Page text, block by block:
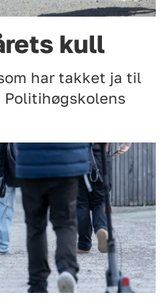
kull
har takket ja til